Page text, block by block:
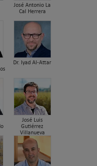
José Antonio La
Cal Herrera
Dr. Iyad Al-Attar
José Luis
Gutiérrez
Villanueva